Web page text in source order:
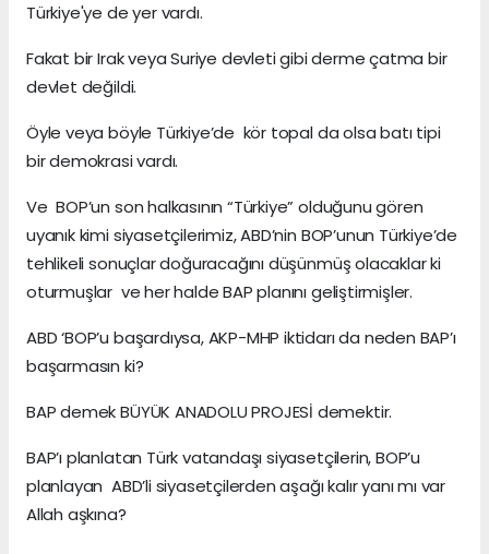
Türkiye'ye de yer vardı.
Fakat bir Irak veya Suriye devleti gibi derme çatma bir
devlet değildi.
Öyle veya böyle Türkiye’de kör topal da olsa batı tipi
bir demokrasi vardı.
Ve BOP’un son halkasının “Türkiye” olduğunu gören
uyanık kimi siyasetçilerimiz, ABD’nin BOP’unun Türkiye’de
tehlikeli sonuçlar doğuracağını düşünmüş olacaklar ki
oturmuşlar ve her halde BAP planını geliştirmişler.
ABD ‘BOP’u başardıysa, AKP-MHP iktidarı da neden BAP’ı
başarmasın ki?
BAP demek BÜYÜK ANADOLU PROJESİ demektir.
BAP’ı planlatan Türk vatandaşı siyasetçilerin, BOP’u
planlayan ABD’li siyasetçilerden aşağı kalır yanı mı var
Allah aşkına?